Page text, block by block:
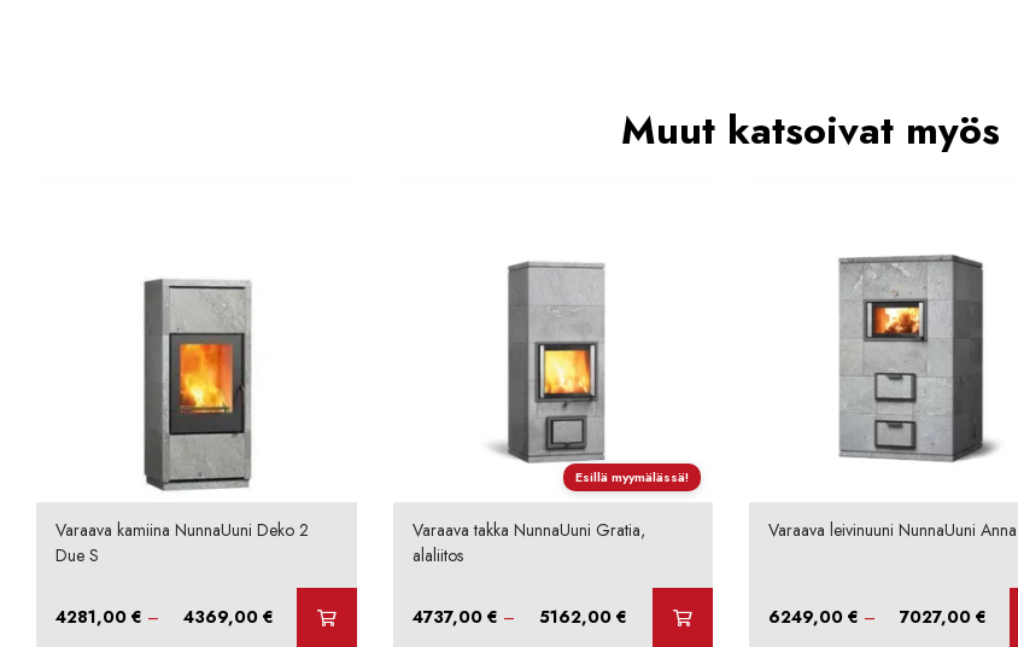
Muut katsoivat myös
Varaava kamiina NunnaUuni Deko 2
Due S
4281,00 € – 4369,00 € Hintaluokka:
Esillä myymälässä!
Varaava takka NunnaUuni Gratia,
alaliitos
4737,00 € – 5162,00 €Hintaluokka:
Varaava leivinuuni NunnaUuni Anna
6249,00€ – 7027,00€